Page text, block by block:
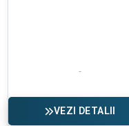
VEZI DETALII